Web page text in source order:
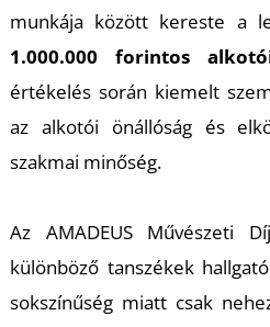
munkája között kereste a
1.000.000 forintos
értékelés során kiemelt
az alkotói önállóság és
szakmai minőség.
Az AMADEUS Művészeti
különböző tanszékek
sokszínűség miatt csak